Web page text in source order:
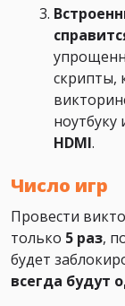
скрипты,
HDMI.
Число игр
Провести
только 5 раз,
будет
всегда будут